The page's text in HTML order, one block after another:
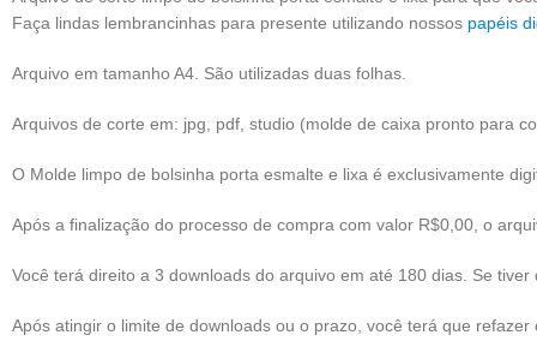
Faça lindas lembrancinhas para presente utilizando nossos papéis
Arquivo em tamanho A4. São utilizadas duas folhas.
Arquivos de corte em: jpg, pdf, studio (molde de caixa pronto para
O Molde limpo de bolsinha porta esmalte e lixa é exclusivamente
Após a finalização do processo de compra com valor R$0,00, o
Você terá direito a 3 downloads do arquivo em até 180 dias. Se
Após atingir o limite de downloads ou o prazo, você terá que